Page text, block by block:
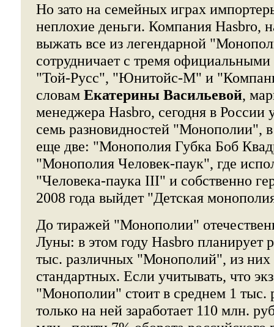
Но зато на семейных играх
неплохие деньги. Компания Hasbro,
выжать все из легендарной
сотрудничает с тремя
"Той-Русс", "Юнитойс-М" и
словам Екатерины Васильевой,
менеджера Hasbro, сегодня в России
семь разновидностей "Монополии",
еще две: "Монополия Губка Боб
"Монополия Человек-паук", где
"Человека-паука III" и собственно
2008 года выйдет "Детская
До тиражей "Монополии"
Луны: в этом году Hasbro планирует
тыс. различных "Монополий", из них
стандартных. Если учитывать, что
"Монополии" стоит в среднем 1 тыс.
только на ней заработает 110 млн.